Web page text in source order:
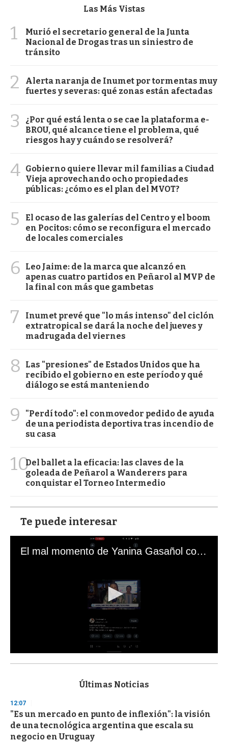
Las Más Vistas
1
Murió el secretario general de la Junta
Nacional de Drogas tras un siniestro de
tránsito
2
Alerta naranja de Inumet por tormentas muy
fuertes y severas: qué zonas están afectadas
3
¿Por qué está lenta o se cae la plataforma e-
BROU, qué alcance tiene el problema, qué
riesgos hay y cuándo se resolverá?
4 Gobierno quiere llevar mil familias a Ciudad
Vieja aprovechando ocho propiedades
públicas: ¿cómo es el plan del MVOT?
5
El ocaso de las galerías del Centro y el boom
en Pocitos: cómo se reconfigura el mercado
de locales comerciales
6
Leo Jaime: de la marca que alcanzó en
apenas cuatro partidos en Peñarol al MVP de
la final con más que gambetas
7
Inumet prevé que "lo más intenso" del ciclón
extratropical se dará la noche del jueves y
madrugada del viernes
8
Las "presiones" de Estados Unidos que ha
recibido el gobierno en este período y qué
diálogo se está manteniendo
9
"Perdí todo": el conmovedor pedido de ayuda
de una periodista deportiva tras incendio de
su casa
10Del ballet a la eficacia: las claves de la
goleada de Peñarol a Wanderers para
conquistar el Torneo Intermedio
Te puede interesar
El mal momento de Yanina Gasañol con un hincha argentino en "Subrayado"
s
d
s
o
f
3
Últimas Noticias
12:07
"Es un mercado en punto de inflexión": la visión
de una tecnológica argentina que escala su
negocio en Uruguay